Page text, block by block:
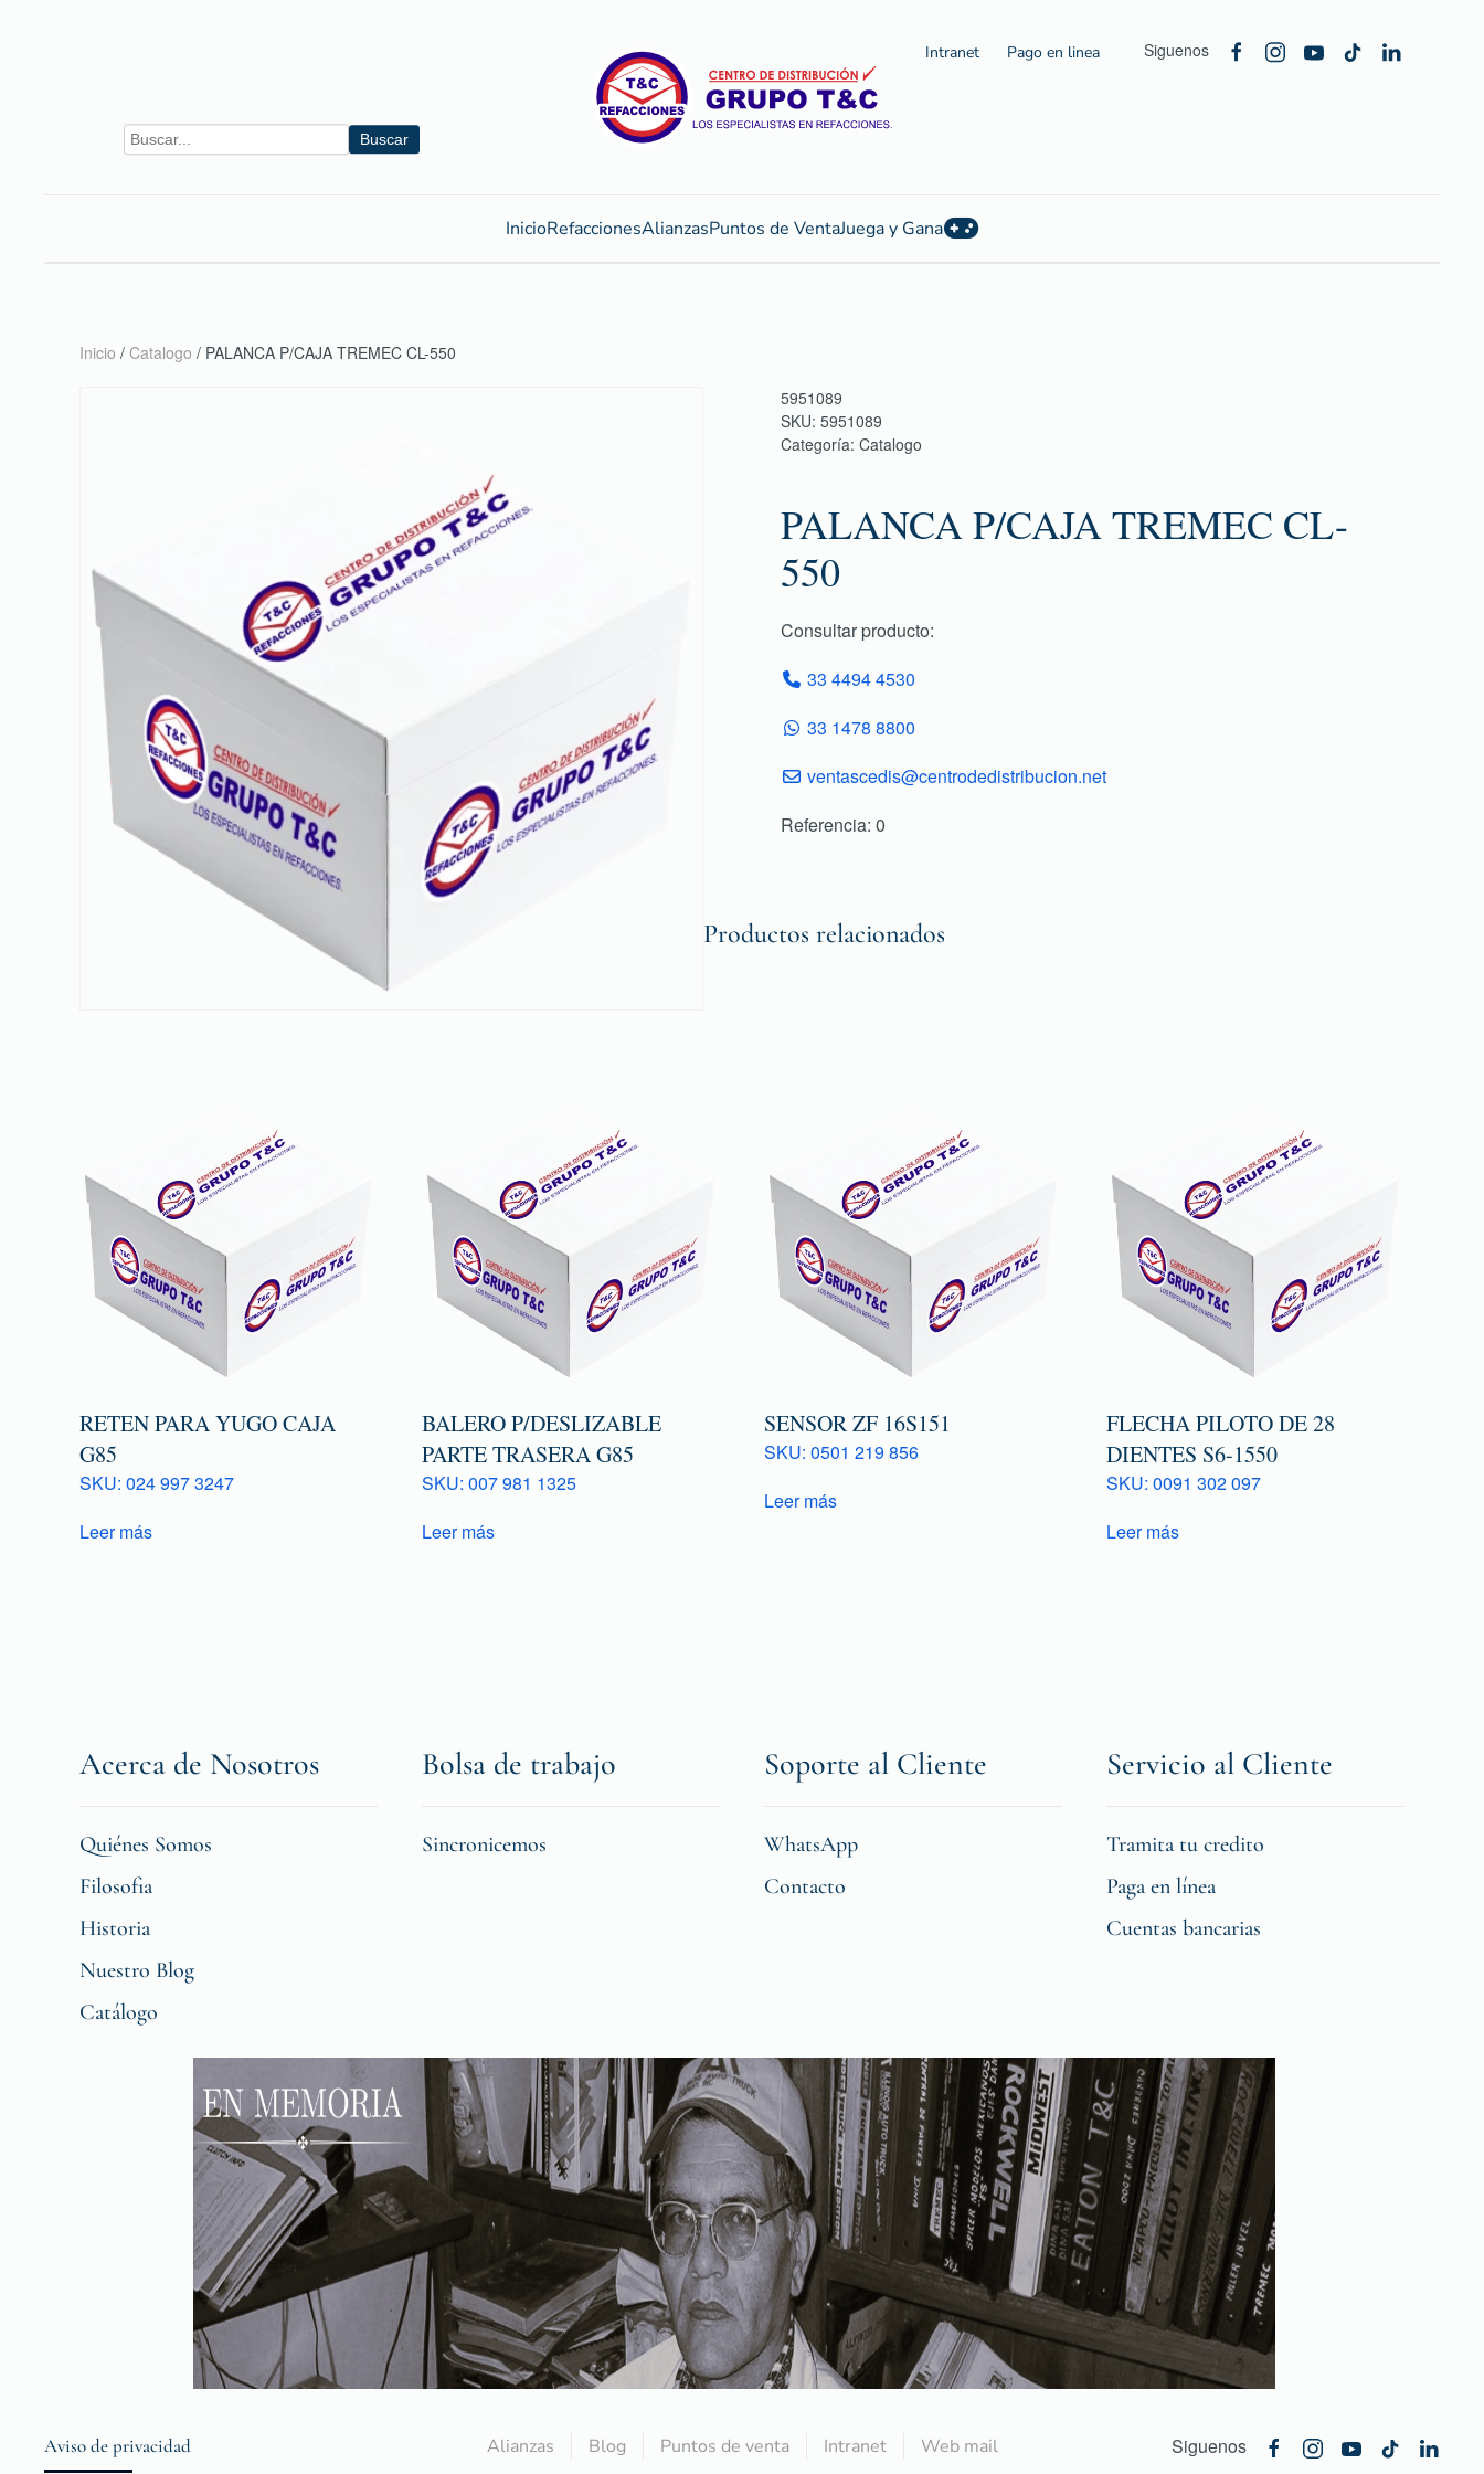
Buscar
Intranet Pago en linea Siguenos
InicioRefaccionesAlianzasPuntos de VentaJuega y Gana
Inicio / Catalogo / PALANCA P/CAJA TREMEC CL-550
5951089
SKU: 5951089
Categoría: Catalogo
PALANCA P/CAJA TREMEC CL-
550
Consultar producto:
33 4494 4530
33 1478 8800
ventascedis@centrodedistribucion.net
Referencia: 0
Productos relacionados
RETEN PARA YUGO CAJA
G85
SKU: 024 997 3247
Leer más
BALERO P/DESLIZABLE
PARTE TRASERA G85
SKU: 007 981 1325
Leer más
SENSOR ZF 16S151
SKU: 0501 219 856
Leer más
FLECHA PILOTO DE 28
DIENTES S6-1550
SKU: 0091 302 097
Leer más
Acerca de Nosotros
Quiénes Somos
Filosofia
Historia
Nuestro Blog
Catálogo
Bolsa de trabajo
Sincronicemos
Soporte al Cliente
WhatsApp
Contacto
Servicio al Cliente
Tramita tu credito
Paga en línea
Cuentas bancarias
Aviso de privacidad Alianzas Blog Puntos de venta Intranet Web mail Siguenos